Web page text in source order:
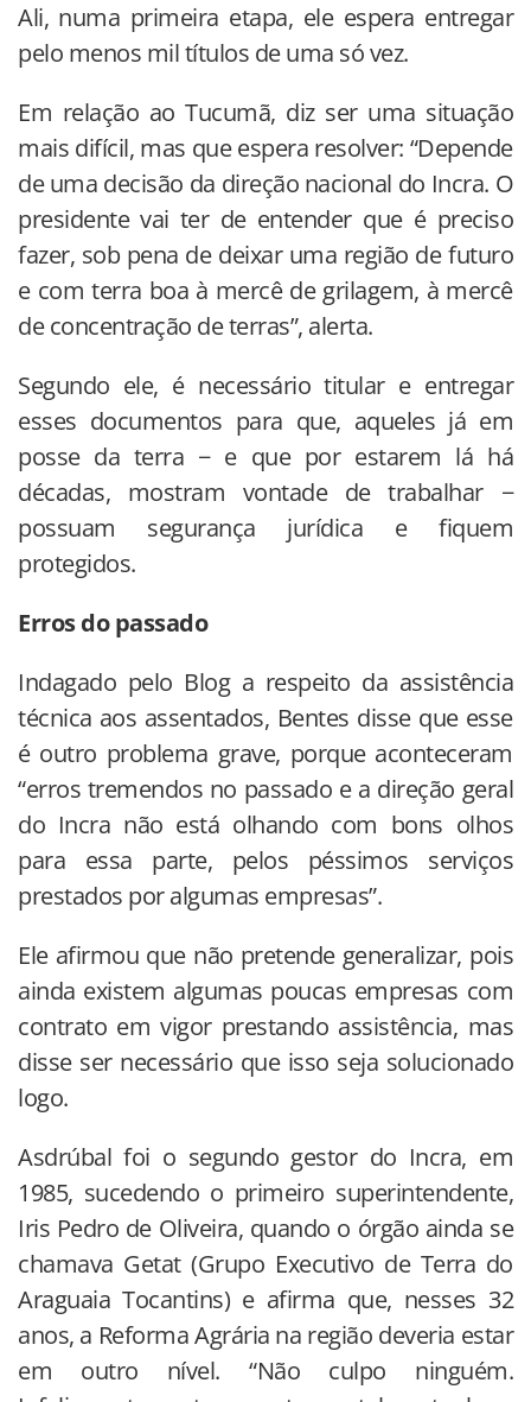
Ali, numa primeira etapa, ele espera entregar
pelo menos mil títulos de uma só vez.
Em relação ao Tucumã, diz ser uma situação
mais difícil, mas que espera resolver: “Depende
de uma decisão da direção nacional do Incra. O
presidente vai ter de entender que é preciso
fazer, sob pena de deixar uma região de futuro
e com terra boa à mercê de grilagem, à mercê
de concentração de terras”, alerta.
Segundo ele, é necessário titular e entregar
esses documentos para que, aqueles já em
posse da terra − e que por estarem lá há
décadas, mostram vontade de trabalhar −
possuam segurança jurídica e fiquem
protegidos.
Erros do passado
Indagado pelo Blog a respeito da assistência
técnica aos assentados, Bentes disse que esse
é outro problema grave, porque aconteceram
“erros tremendos no passado e a direção geral
do Incra não está olhando com bons olhos
para essa parte, pelos péssimos serviços
prestados por algumas empresas”.
Ele afirmou que não pretende generalizar, pois
ainda existem algumas poucas empresas com
contrato em vigor prestando assistência, mas
disse ser necessário que isso seja solucionado
logo.
Asdrúbal foi o segundo gestor do Incra, em
1985, sucedendo o primeiro superintendente,
Iris Pedro de Oliveira, quando o órgão ainda se
chamava Getat (Grupo Executivo de Terra do
Araguaia Tocantins) e afirma que, nesses 32
anos, a Reforma Agrária na região deveria estar
em outro nível. “Não culpo ninguém.